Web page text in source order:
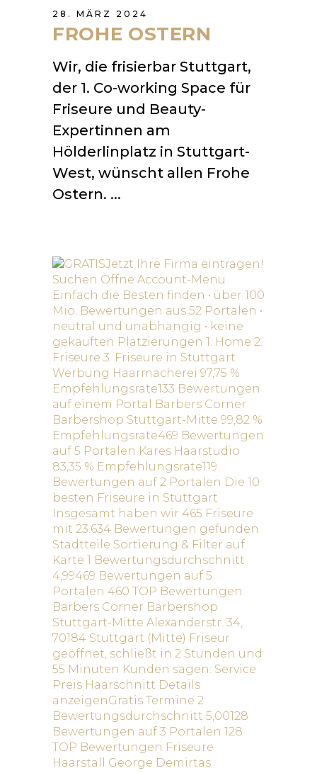
28. MÄRZ 2024
FROHE OSTERN
Wir, die frisierbar Stuttgart,
der 1. Co-working Space für
Friseure und Beauty-
Expertinnen am
Hölderlinplatz in Stuttgart-
West, wünscht allen Frohe
Ostern.